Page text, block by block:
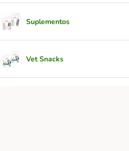
Suplementos
Vet Snacks